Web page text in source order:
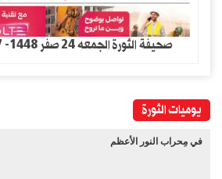
صحيفة الثورة الجمعه 24 صفر 1448- 7 اغسطس 2026
يوميات الثورة
في مِحراب النور الأعظم